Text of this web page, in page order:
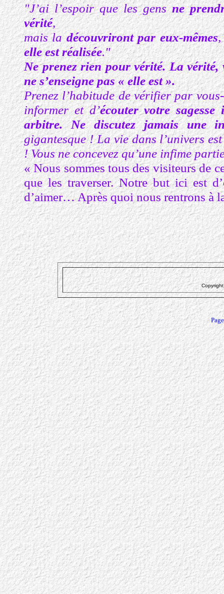
"J’ai l’espoir que les gensne
vérité,
mais ladécouvriront par eux-mêmes,
elle est réalisée."
Ne prenez rien pour vérité.La vérité,
ne s’enseigne pas « elle est ».
Prenez l’habitude de vérifier par
informer et d’écouter votre
arbitre. Ne discutez jamais une
gigantesque ! La vie dans l’univers
! Vous ne concevez qu’une infime
« Nous sommes tous des visiteurs de
que les traverser. Notre but ici est
d’aimer… Après quoi nous rentrons à